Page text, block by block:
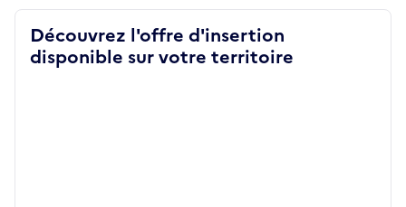
Découvrez l'offre d'insertion
disponible sur votre territoire